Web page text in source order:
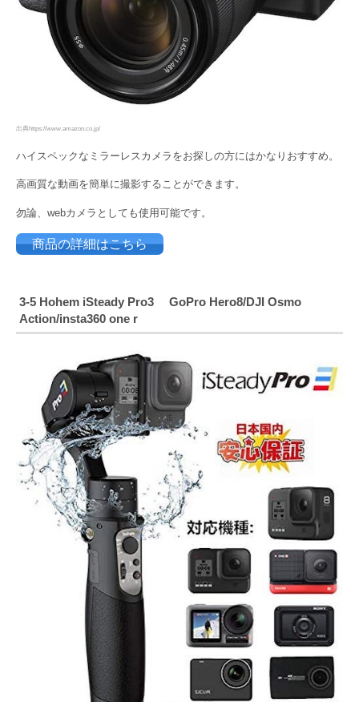
出典https://www.amazon.co.jp/
ハイスペックなミラーレスカメラをお探しの方にはかなりおすすめ。
高画質な動画を簡単に撮影することができます。
勿論、webカメラとしても使用可能です。
商品の詳細はこちら
3-5 Hohem iSteady Pro3 GoPro Hero8/DJI Osmo
Action/insta360 one r